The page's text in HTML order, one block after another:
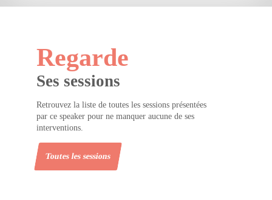
Regarde
Ses sessions
Retrouvez la liste de toutes les sessions présentées
par ce speaker pour ne manquer aucune de ses
interventions.
Toutes les sessions